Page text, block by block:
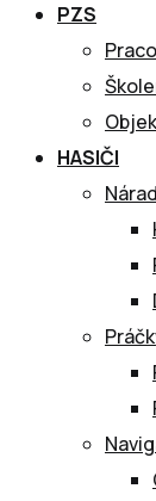
PZS
HASIČI